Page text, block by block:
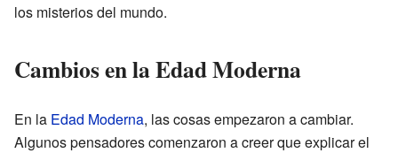
los misterios del mundo.
Cambios en la Edad Moderna
En la Edad Moderna, las cosas empezaron a cambiar.
Algunos pensadores comenzaron a creer que explicar el